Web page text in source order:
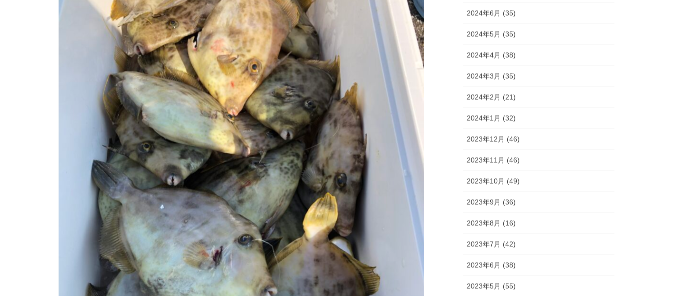
2024年6月 (35)
2024年5月 (35)
2024年4月 (38)
2024年3月 (35)
2024年2月 (21)
2024年1月 (32)
2023年12月 (46)
2023年11月 (46)
2023年10月 (49)
2023年9月 (36)
2023年8月 (16)
2023年7月 (42)
2023年6月 (38)
2023年5月 (55)